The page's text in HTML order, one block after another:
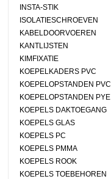
INSTA-STIK
ISOLATIESCHROEVEN
KABELDOORVOEREN
KANTLIJSTEN
KIMFIXATIE
KOEPELKADERS PVC
KOEPELOPSTANDEN PVC
KOEPELOPSTANDEN PYE
KOEPELS DAKTOEGANG
KOEPELS GLAS
KOEPELS PC
KOEPELS PMMA
KOEPELS ROOK
KOEPELS TOEBEHOREN